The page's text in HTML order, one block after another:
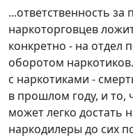
...ответственность
наркоторговцев
конкретно - на отдел
оборотом
с наркотиками -
в прошлом году, и
может легко достать
наркодилеры до сих